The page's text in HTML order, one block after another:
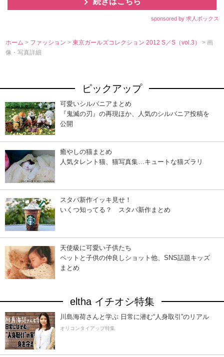
sponsored by 求人ボックス
ホーム > ファッション>東京ガールズコレクション 2012 S／S（vol.3）> 画
像・写真詳細
ピックアップ
可愛いシルバニアまとめ
『鬼滅の刃』の再現ほか、人気のシルバニア投稿を
公開
癒やしの猫まとめ
人気タレント猫、猫写真集…キュートな猫ズラリ
スタバ新作イッキ見せ！
いくつ知ってる？ スタバ新作まとめ
天使級に可愛い子供たち
ペットと子供の仲良しショット他、SNS話題キッズ
まとめ
eltha イチオシ特集
川島海荷さんと学ぶ 日常に潜む“人身取引”のリアル
オリコンタイアップ特集